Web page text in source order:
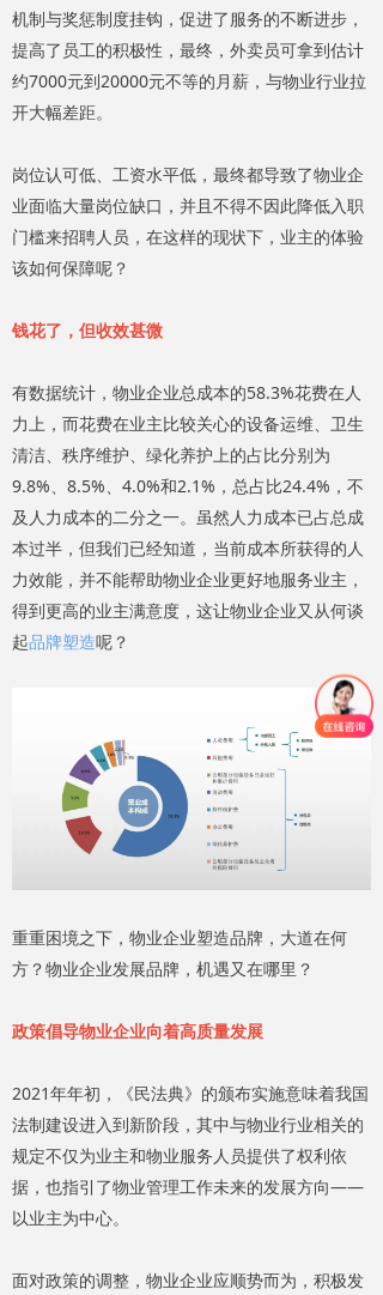
机制与奖惩制度挂钩，促进了服务的不断进步，
提高了员工的积极性，最终，外卖员可拿到估计
约7000元到20000元不等的月薪，与物业行业拉
开大幅差距。
岗位认可低、工资水平低，最终都导致了物业企
业面临大量岗位缺口，并且不得不因此降低入职
门槛来招聘人员，在这样的现状下，业主的体验
该如何保障呢？
钱花了，但收效甚微
有数据统计，物业企业总成本的58.3%花费在人
力上，而花费在业主比较关心的设备运维、卫生
清洁、秩序维护、绿化养护上的占比分别为
9.8%、8.5%、4.0%和2.1%，总占比24.4%，不
及人力成本的二分之一。虽然人力成本已占总成
本过半，但我们已经知道，当前成本所获得的人
力效能，并不能帮助物业企业更好地服务业主，
得到更高的业主满意度，这让物业企业又从何谈
起品牌塑造呢？
重重困境之下，物业企业塑造品牌，大道在何
方？物业企业发展品牌，机遇又在哪里？
政策倡导物业企业向着高质量发展
2021年年初，《民法典》的颁布实施意味着我国
法制建设进入到新阶段，其中与物业行业相关的
规定不仅为业主和物业服务人员提供了权利依
据，也指引了物业管理工作未来的发展方向——
以业主为中心。
面对政策的调整，物业企业应顺势而为，积极发